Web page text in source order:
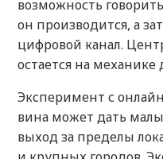
возможность
он производится, а
цифровой канал.
остается на механике
Эксперимент с
вина может дать
выход за пределы